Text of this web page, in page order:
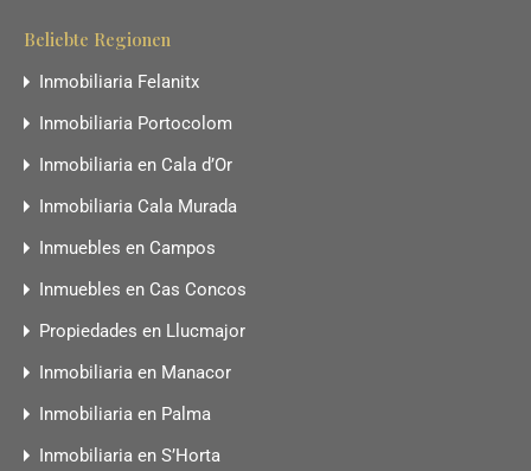
Beliebte Regionen
Inmobiliaria Felanitx
Inmobiliaria Portocolom
Inmobiliaria en Cala d’Or
Inmobiliaria Cala Murada
Inmuebles en Campos
Inmuebles en Cas Concos
Propiedades en Llucmajor
Inmobiliaria en Manacor
Inmobiliaria en Palma
Inmobiliaria en S’Horta